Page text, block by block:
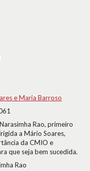
e Maria Barroso
Rao, primeiro
a Mário Soares,
da CMIO e
que seja bem sucedida.
Rao